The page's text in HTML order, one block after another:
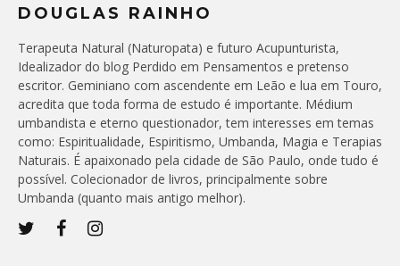
DOUGLAS RAINHO
Terapeuta Natural (Naturopata) e futuro Acupunturista,
Idealizador do blog Perdido em Pensamentos e pretenso
escritor. Geminiano com ascendente em Leão e lua em Touro,
acredita que toda forma de estudo é importante. Médium
umbandista e eterno questionador, tem interesses em temas
como: Espiritualidade, Espiritismo, Umbanda, Magia e Terapias
Naturais. É apaixonado pela cidade de São Paulo, onde tudo é
possível. Colecionador de livros, principalmente sobre
Umbanda (quanto mais antigo melhor).